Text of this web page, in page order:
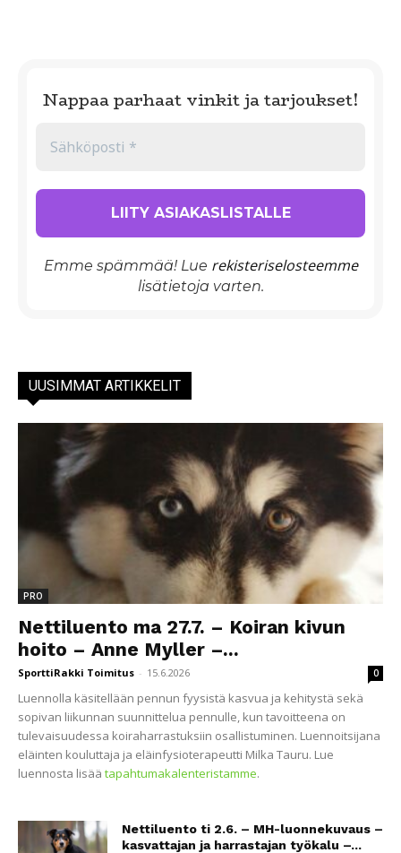
Nappaa parhaat vinkit ja tarjoukset!
Emme spämmää! Lue rekisteriselosteemme
lisätietoja varten.
UUSIMMAT ARTIKKELIT
PRO
Nettiluento ma 27.7. – Koiran kivun
hoito – Anne Myller –...
SporttiRakki Toimitus - 15.6.2026 0
Luennolla käsitellään pennun fyysistä kasvua ja kehitystä sekä
sopivan liikunnan suunnittelua pennulle, kun tavoitteena on
tulevaisuudessa koiraharrastuksiin osallistuminen. Luennoitsijana
eläinten kouluttaja ja eläinfysioterapeutti Milka Tauru. Lue
luennosta lisää tapahtumakalenteristamme.
Nettiluento ti 2.6. – MH-luonnekuvaus –
kasvattajan ja harrastajan työkalu –...